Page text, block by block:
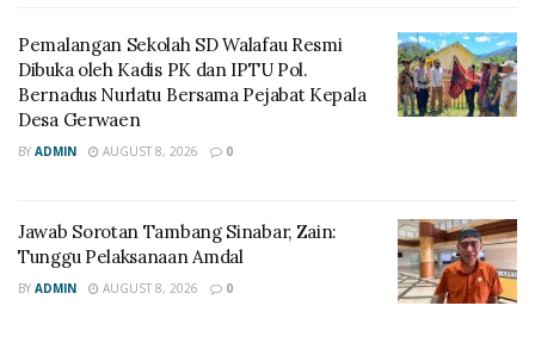
Pemalangan Sekolah SD Walafau Resmi
Dibuka oleh Kadis PK dan IPTU Pol.
Bernadus Nurlatu Bersama Pejabat Kepala
Desa Gerwaen
BY ADMIN AUGUST 8, 2026 0
Jawab Sorotan Tambang Sinabar, Zain:
Tunggu Pelaksanaan Amdal
BY ADMIN AUGUST 8, 2026 0